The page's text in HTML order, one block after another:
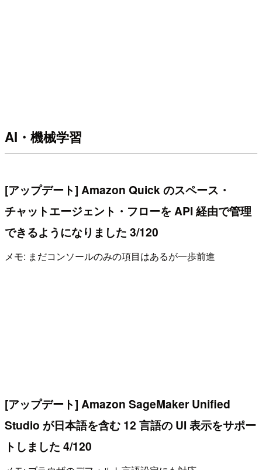
AI・機械学習
[アップデート] Amazon Quick のスペース・
チャットエージェント・フローを API 経由で管理
できるようになりました 3/120
メモ: まだコンソールのみの項目はあるが一歩前進
[アップデート] Amazon SageMaker Unified
Studio が日本語を含む 12 言語の UI 表示をサポー
トしました 4/120